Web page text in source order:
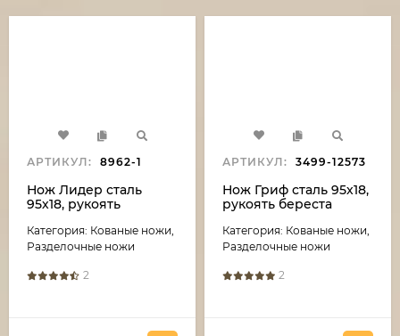
АРТИКУЛ: 8962-1
Нож Лидер сталь
95х18, рукоять
Категория: Кованые ножи,
Разделочные ножи
2
АРТИКУЛ: 3499-12573
Нож Гриф сталь 95х18,
рукоять береста
Категория: Кованые ножи,
Разделочные ножи
2